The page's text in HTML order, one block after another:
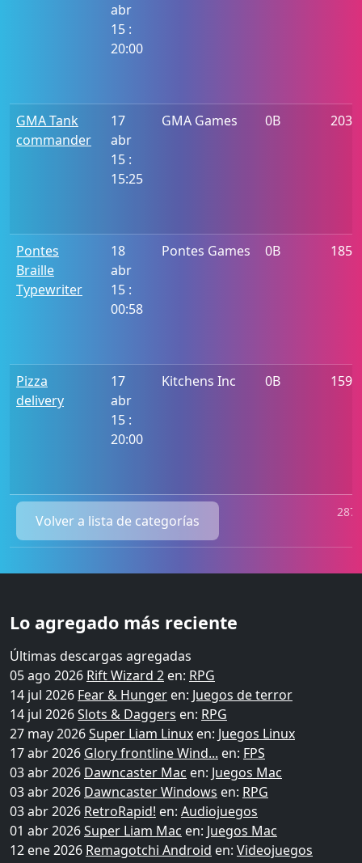
abr
15 :
20:00
GMA Tank
commander
17
abr
15 :
15:25
GMA Games 0B 203
Pontes
Braille
Typewriter
18
abr
15 :
00:58
Pontes Games 0B 1852
Pizza
delivery
17
abr
15 :
20:00
Kitchens Inc 0B 1592
Volver a lista de categorías
Lo agregado más reciente
Últimas descargas agregadas
05 ago 2026 Rift Wizard 2 en: RPG
14 jul 2026 Fear & Hunger en: Juegos de terror
14 jul 2026Slots & Daggers en: RPG
27 may 2026Super Liam Linux en: Juegos Linux
17 abr 2026 Glory frontline Wind... en: FPS
03 abr 2026 Dawncaster Mac en: Juegos Mac
03 abr 2026 Dawncaster Windows en: RPG
03 abr 2026 RetroRapid! en: Audiojuegos
01 abr 2026Super Liam Mac en: Juegos Mac
12 ene 2026 Remagotchi Android en: Videojuegos